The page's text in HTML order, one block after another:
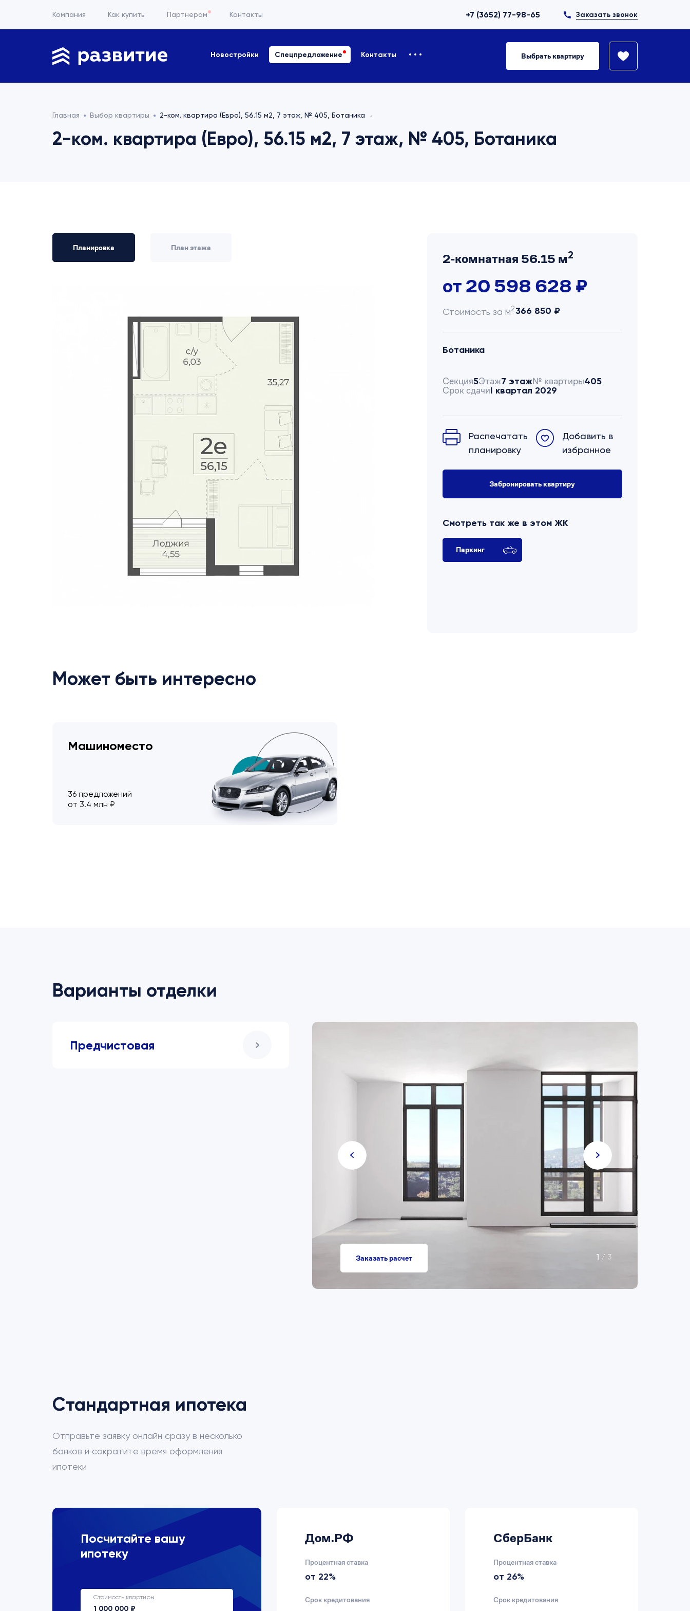
Компания Как купить Партнерам Контакты +7 (3652) 77-98-65 Заказать звонок
Новостройки Спецпредложение Контакты Выбрать квартиру
Главная Выбор квартиры 2-ком. квартира (Евро), 56.15 м2, 7 этаж, № 405, Ботаника
2-ком. квартира (Евро), 56.15 м2, 7 этаж, № 405, Ботаника
Планировка План этажа
2-комнатная 56.15 м2
от 20 598 628 ₽
Стоимость за м2366 850 ₽
Ботаника
Секция5Этаж7 этаж№ квартиры405
Срок сдачиI квартал 2029
Распечатать
планировку
Добавить в
избранное
Забронировать квартиру
Смотреть так же в этом ЖК
Паркинг
Может быть интересно
Машиноместо
36 предложений
от 3.4 млн ₽
Варианты отделки
Предчистовая
1 / 3
Заказать расчет
Стандартная ипотека
Отправьте заявку онлайн сразу в несколько
банков и сократите время оформления
ипотеки
Посчитайте вашу
ипотеку
Стоимость квартиры
ВТБ
Процентная ставка
Срок кредитования
Дом.РФ
Процентная ставка
от 22%
Срок кредитования
СберБанк
Процентная ставка
от 26%
Срок кредитования